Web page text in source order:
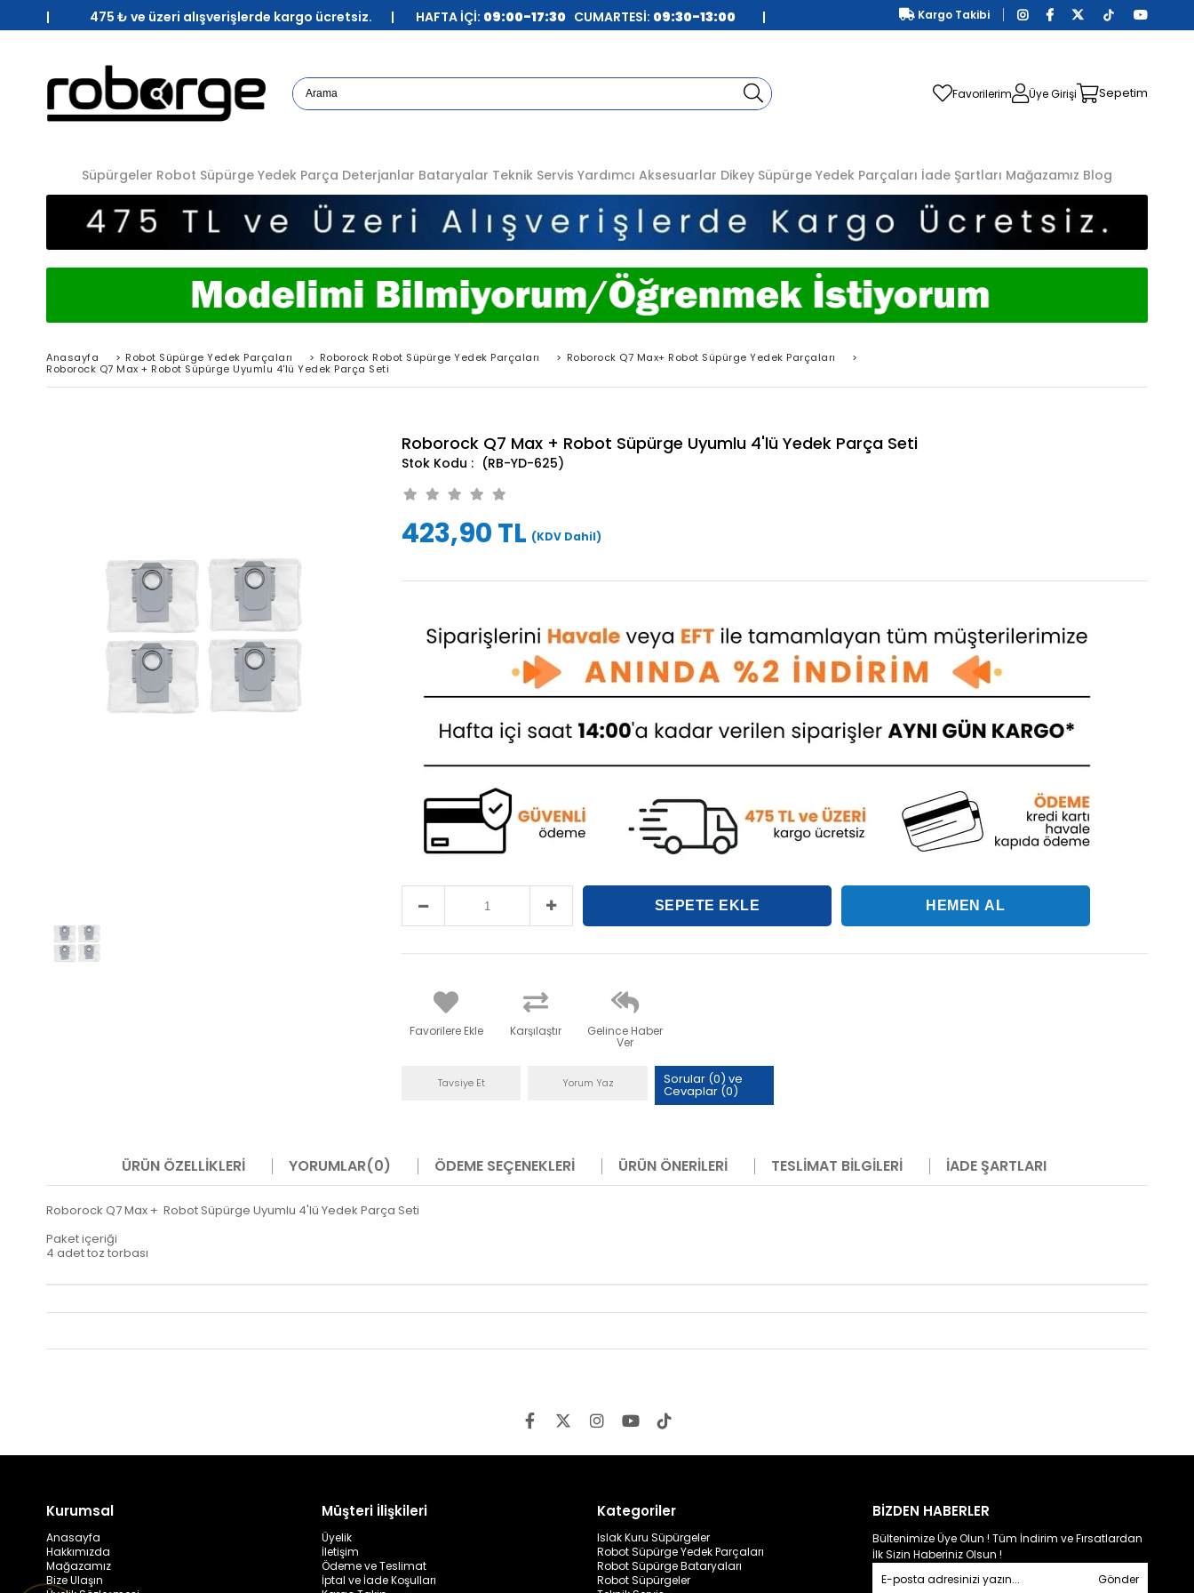
| 475 ₺ ve üzeri alışverişlerde kargo ücretsiz. | HAFTA İÇİ: 09:00-17:30 CUMARTESİ: 09:30-13:00 | Kargo Takibi
Favorilerim Üye Girişi Sepetim
Süpürgeler Robot Süpürge Yedek Parça Deterjanlar Bataryalar Teknik Servis Yardımcı Aksesuarlar Dikey Süpürge Yedek Parçaları İade Şartları Mağazamız Blog
Anasayfa > Robot Süpürge Yedek Parçaları > Roborock Robot Süpürge Yedek Parçaları > Roborock Q7 Max+ Robot Süpürge Yedek Parçaları
>
Roborock Q7 Max + Robot Süpürge Uyumlu 4'lü Yedek Parça Seti
Roborock Q7 Max + Robot Süpürge Uyumlu 4'lü Yedek Parça Seti
(RB-YD-625)
423,90 TL (KDV Dahil)
Favorilere Ekle Karşılaştır Gelince Haber
Ver
Tavsiye Et Yorum Yaz Sorular (0) ve
Cevaplar (0)
ÜRÜN ÖZELLIKLERI YORUMLAR(0) ÖDEME SEÇENEKLERI ÜRÜN ÖNERILERI TESLIMAT BILGILERI İADE ŞARTLARI
Roborock Q7 Max + Robot Süpürge Uyumlu 4'lü Yedek Parça Seti
Paket içeriği
4 adet toz torbası
Kurumsal
Anasayfa
Hakkımızda
Mağazamız
Bize Ulaşın
Müşteri İlişkileri
Üyelik
İletişim
Ödeme ve Teslimat
İptal ve İade Koşulları
Kategoriler
Islak Kuru Süpürgeler
Robot Süpürge Yedek Parçaları
Robot Süpürge Bataryaları
Robot Süpürgeler
BİZDEN HABERLER
Bültenimize Üye Olun ! Tüm İndirim ve Fırsatlardan
İlk Sizin Haberiniz Olsun !
Gönder